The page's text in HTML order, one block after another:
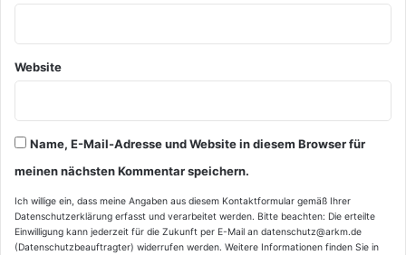
Website
Name, E-Mail-Adresse und Website in diesem Browser für
meinen nächsten Kommentar speichern.
Ich willige ein, dass meine Angaben aus diesem Kontaktformular gemäß Ihrer
Datenschutzerklärung erfasst und verarbeitet werden. Bitte beachten: Die erteilte
Einwilligung kann jederzeit für die Zukunft per E-Mail an datenschutz@arkm.de
(Datenschutzbeauftragter) widerrufen werden. Weitere Informationen finden Sie in